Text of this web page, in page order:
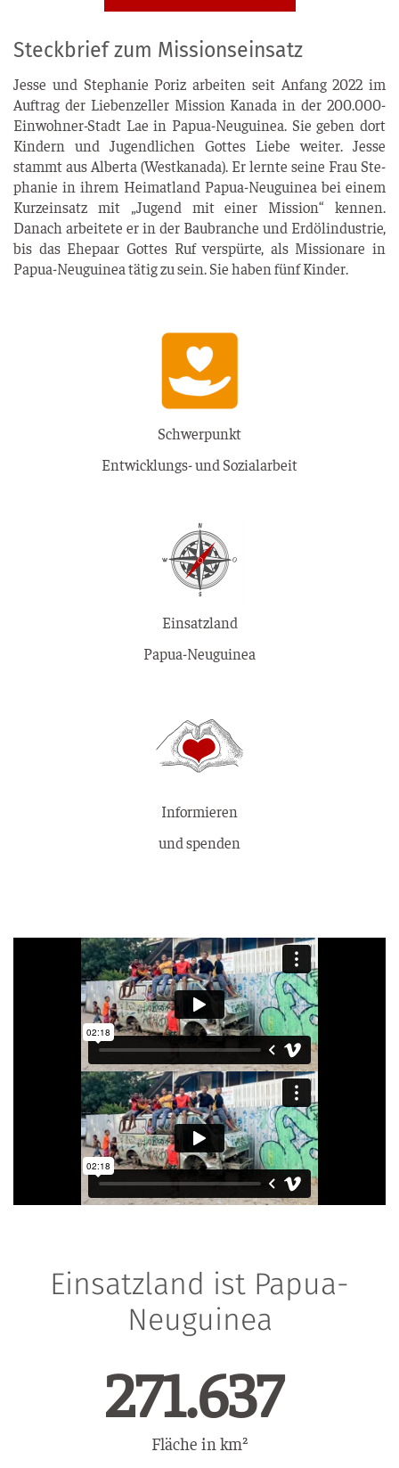
Steckbrief zum Missionseinsatz
Jes­se und Ste­pha­nie Poriz arbei­ten seit Anfang 2022 im
Auf­trag der Lie­ben­zel­ler Mis­si­on Kana­da in der 200.000-
Einwohner-Stadt Lae in Papua-Neu­gui­nea. Sie geben dort
Kin­dern und Jugend­li­chen Got­tes Lie­be wei­ter. Jes­se
stammt aus Alber­ta (West­ka­na­da). Er lern­te sei­ne Frau Ste­
pha­nie in ihrem Hei­mat­land Papua-Neu­gui­nea bei einem
Kurz­ein­satz mit „Jugend mit einer Mis­si­on“ ken­nen.
Danach arbei­te­te er in der Bau­bran­che und Erd­öl­in­dus­trie,
bis das Ehe­paar Got­tes Ruf ver­spür­te, als Mis­sio­na­re in
Papua-Neu­gui­nea tätig zu sein. Sie haben fünf Kinder.
Schwerpunkt
Entwicklungs- und Sozialarbeit
Einsatzland
Papua-Neuguinea
Informieren
und spenden
Einsatzland ist Papua-
Neuguinea
Fläche in km²
372.338